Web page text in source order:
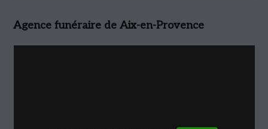
Agence funéraire de Aix-en-Provence